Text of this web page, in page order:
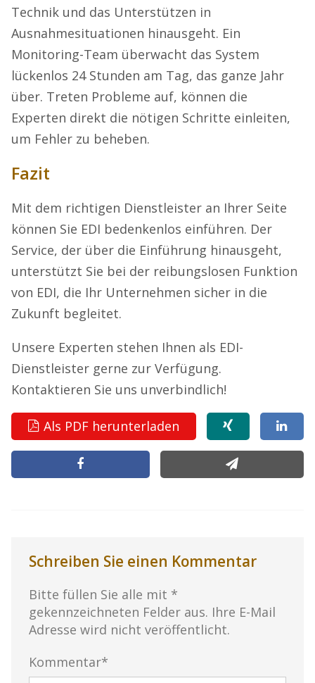
Technik und das Unterstützen in
Ausnahmesituationen hinausgeht. Ein
Monitoring-Team überwacht das System
lückenlos 24 Stunden am Tag, das ganze Jahr
über. Treten Probleme auf, können die
Experten direkt die nötigen Schritte einleiten,
um Fehler zu beheben.
Fazit
Mit dem richtigen Dienstleister an Ihrer Seite
können Sie EDI bedenkenlos einführen. Der
Service, der über die Einführung hinausgeht,
unterstützt Sie bei der reibungslosen Funktion
von EDI, die Ihr Unternehmen sicher in die
Zukunft begleitet.
Unsere Experten stehen Ihnen als EDI-
Dienstleister gerne zur Verfügung.
Kontaktieren Sie uns unverbindlich!
Als PDF herunterladen
Schreiben Sie einen Kommentar
Bitte füllen Sie alle mit *
gekennzeichneten Felder aus. Ihre E-Mail
Adresse wird nicht veröffentlicht.
Kommentar*